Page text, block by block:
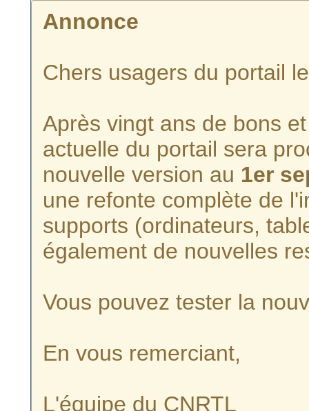
Annonce
Chers usagers du portail
Après vingt ans de bons
actuelle du portail sera
nouvelle version au 1er
une refonte complète de
supports (ordinateurs,
également de nouvelles
Vous pouvez tester la
En vous remerciant,
L'équipe du CNRTL